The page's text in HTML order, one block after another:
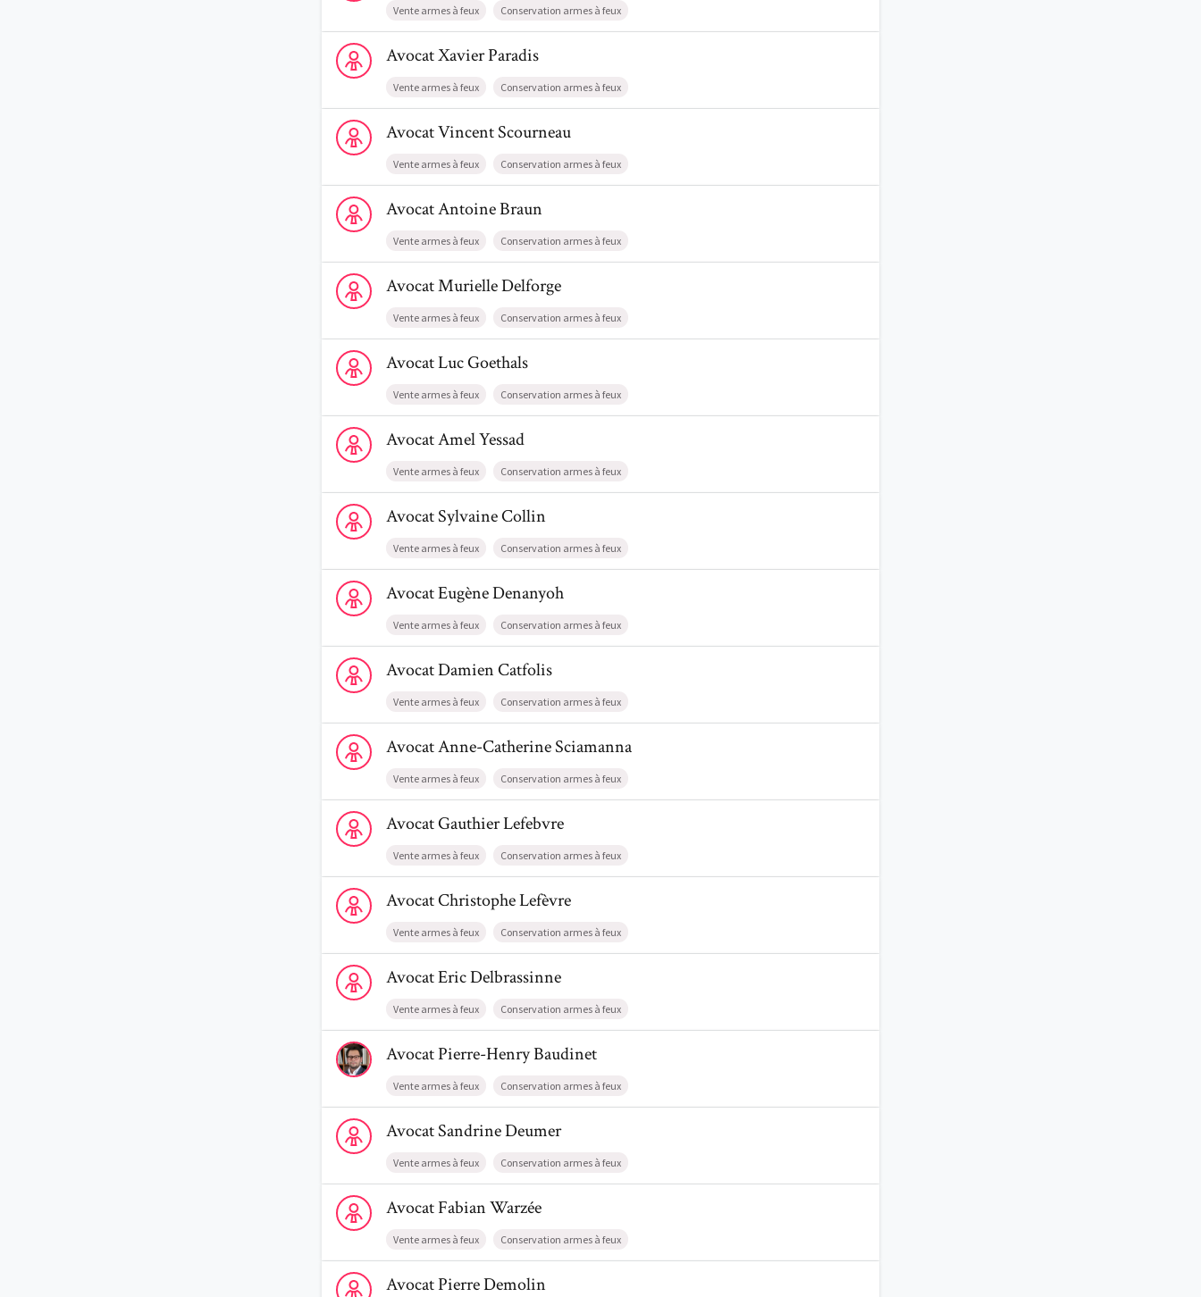
Vente armes à feux Conservation armes à feux
Voir le profil de AvocatXavier Paradis
AvocatXavierParadis
Vente armes à feux Conservation armes à feux
Voir le profil de AvocatVincent Scourneau
AvocatVincentScourneau
Vente armes à feux Conservation armes à feux
Voir le profil de AvocatAntoine Braun
AvocatAntoineBraun
Vente armes à feux Conservation armes à feux
Voir le profil de AvocatMurielle Delforge
AvocatMurielleDelforge
Vente armes à feux Conservation armes à feux
Voir le profil de AvocatLuc Goethals
AvocatLucGoethals
Vente armes à feux Conservation armes à feux
Voir le profil de AvocatAmel Yessad
AvocatAmelYessad
Vente armes à feux Conservation armes à feux
Voir le profil de AvocatSylvaine Collin
AvocatSylvaineCollin
Vente armes à feux Conservation armes à feux
Voir le profil de AvocatEugène Denanyoh
AvocatEugèneDenanyoh
Vente armes à feux Conservation armes à feux
Voir le profil de AvocatDamien Catfolis
AvocatDamienCatfolis
Vente armes à feux Conservation armes à feux
Voir le profil de AvocatAnne-Catherine Sciamanna
AvocatAnne-CatherineSciamanna
Vente armes à feux Conservation armes à feux
Voir le profil de AvocatGauthier Lefebvre
AvocatGauthierLefebvre
Vente armes à feux Conservation armes à feux
Voir le profil de AvocatChristophe Lefèvre
AvocatChristopheLefèvre
Vente armes à feux Conservation armes à feux
Voir le profil de AvocatEric Delbrassinne
AvocatEricDelbrassinne
Vente armes à feux Conservation armes à feux
Voir le profil de AvocatPierre-Henry Baudinet
AvocatPierre-HenryBaudinet
Vente armes à feux Conservation armes à feux
Voir le profil de AvocatSandrine Deumer
AvocatSandrineDeumer
Vente armes à feux Conservation armes à feux
Voir le profil de AvocatFabian Warzée
AvocatFabianWarzée
Vente armes à feux Conservation armes à feux
Voir le profil de AvocatPierre Demolin
AvocatPierreDemolin